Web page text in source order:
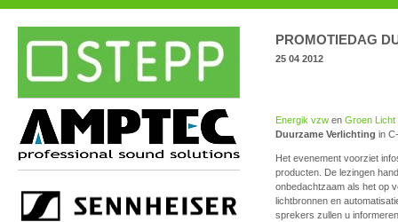
PROMOTIEDAG
25 04 2012
Energik vzw en Groen Licht
Duurzame Verlichting in
Het evenement voorziet
producten. De lezingen
onbedachtzaam als het op
lichtbronnen en
sprekers zullen u